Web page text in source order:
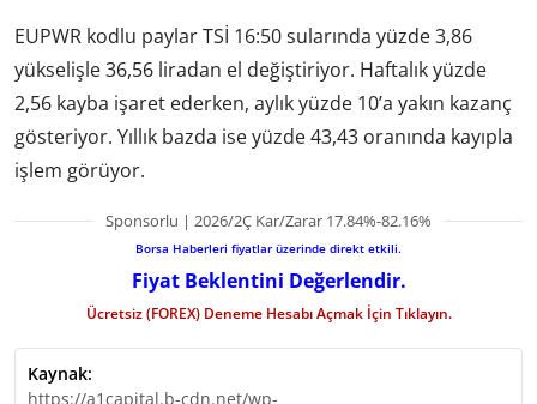
EUPWR kodlu paylar TSİ 16:50 sularında yüzde 3,86
yükselişle 36,56 liradan el değiştiriyor. Haftalık yüzde
2,56 kayba işaret ederken, aylık yüzde 10’a yakın kazanç
gösteriyor. Yıllık bazda ise yüzde 43,43 oranında kayıpla
işlem görüyor.
Sponsorlu | 2026/2Ç Kar/Zarar 17.84%-82.16%
Borsa Haberleri fiyatlar üzerinde direkt etkili.
Fiyat Beklentini Değerlendir.
Ücretsiz (FOREX) Deneme Hesabı Açmak İçin Tıklayın.
Kaynak:
https://a1capital.b-cdn.net/wp-